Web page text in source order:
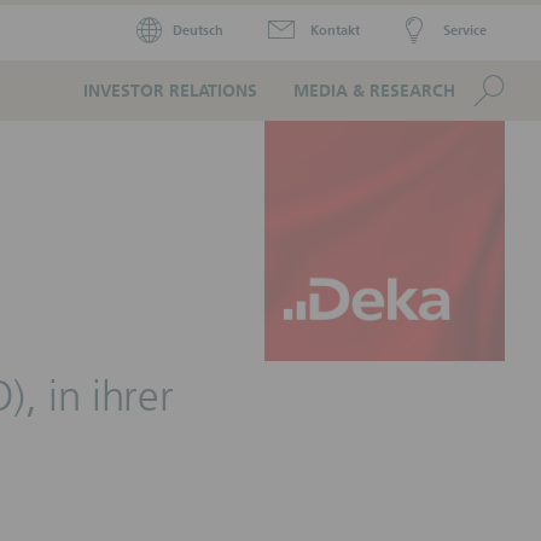
Deutsch Kontakt Service
INVESTOR RELATIONS MEDIA & RESEARCH
in ihrer